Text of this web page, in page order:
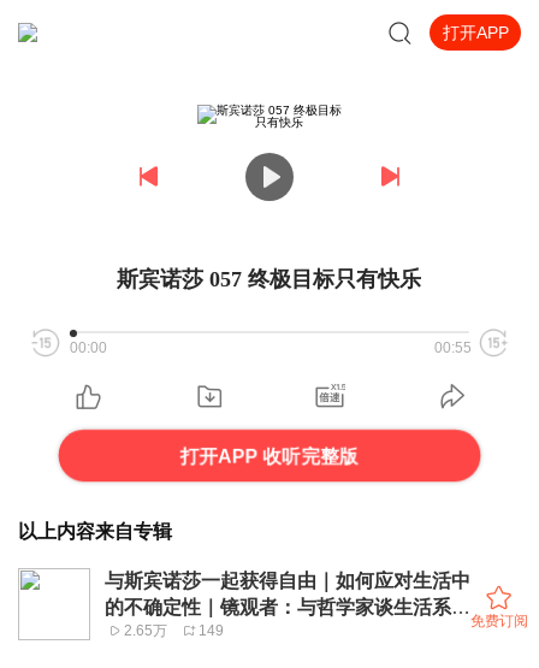
打开APP
斯宾诺莎 057 终极目标只有快乐
00:00 00:55
打开APP 收听完整版
以上内容来自专辑
与斯宾诺莎一起获得自由｜如何应对生活中
的不确定性｜镜观者：与哲学家谈生活系列
丛书
2.65万 149
免费订阅